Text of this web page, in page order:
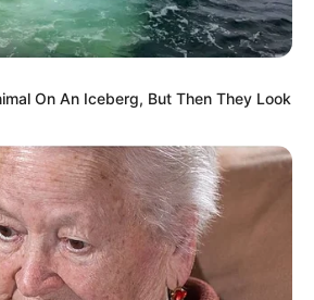
On An Iceberg, But Then They Look